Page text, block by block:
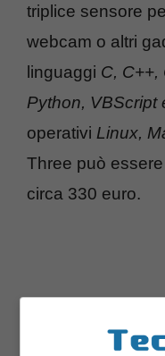
triplice sensore
webcam o altri
linguaggi C, C++,
Python, VBScript
operativi Linux,
Three può
circa 330 euro.